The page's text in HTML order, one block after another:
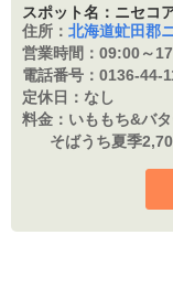
スポット名：ニセコ
住所： 北海道虻田郡
営業時間： 09:00～
電話番号： 0136-44-
定休日： なし
料金： いももち&バ
そばうち夏季